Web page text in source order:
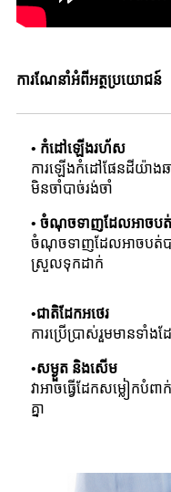
ការណែនាំអំពីអត្ថប្រយោជន៍
• កំដៅឡើងរហ័ស
ការឡើងកំដៅផែនដីយ៉ាងឆ
មិនចាំបាច់រង់ចាំ
• ចំណុចទាញដែលអាចបត់
ចំណុចទាញដែលអាចបត់បា
ស្រួលទុកដាក់
•ជាតិដែកអថេរ
ការប្រើប្រាស់រួមមានទាំង
•សម្ងួត និងសើម
វាអាចធ្វើដែកសម្លៀកបំ
គ្នា